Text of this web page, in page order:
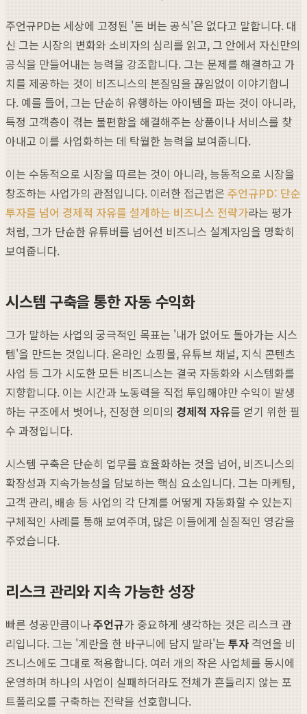
주언규PD는 세상에 고정된 '돈 버는 공식'은 없다고 말합니다. 대
신 그는 시장의 변화와 소비자의 심리를 읽고, 그 안에서 자신만의
공식을 만들어내는 능력을 강조합니다. 그는 문제를 해결하고 가
치를 제공하는 것이 비즈니스의 본질임을 끊임없이 이야기합니
다. 예를 들어, 그는 단순히 유행하는 아이템을 파는 것이 아니라,
특정 고객층이 겪는 불편함을 해결해주는 상품이나 서비스를 찾
아내고 이를 사업화하는 데 탁월한 능력을 보여줍니다.
이는 수동적으로 시장을 따르는 것이 아니라, 능동적으로 시장을
창조하는 사업가의 관점입니다. 이러한 접근법은 주언규PD: 단순
투자를 넘어 경제적 자유를 설계하는 비즈니스 전략가라는 평가
처럼, 그가 단순한 유튜버를 넘어선 비즈니스 설계자임을 명확히
보여줍니다.
시스템 구축을 통한 자동 수익화
그가 말하는 사업의 궁극적인 목표는 '내가 없어도 돌아가는 시스
템'을 만드는 것입니다. 온라인 쇼핑몰, 유튜브 채널, 지식 콘텐츠
사업 등 그가 시도한 모든 비즈니스는 결국 자동화와 시스템화를
지향합니다. 이는 시간과 노동력을 직접 투입해야만 수익이 발생
하는 구조에서 벗어나, 진정한 의미의 경제적 자유를 얻기 위한 필
수 과정입니다.
시스템 구축은 단순히 업무를 효율화하는 것을 넘어, 비즈니스의
확장성과 지속가능성을 담보하는 핵심 요소입니다. 그는 마케팅,
고객 관리, 배송 등 사업의 각 단계를 어떻게 자동화할 수 있는지
구체적인 사례를 통해 보여주며, 많은 이들에게 실질적인 영감을
주었습니다.
리스크 관리와 지속 가능한 성장
빠른 성공만큼이나주언규가 중요하게 생각하는 것은 리스크 관
리입니다. 그는 '계란을 한 바구니에 담지 말라'는 투자 격언을 비
즈니스에도 그대로 적용합니다. 여러 개의 작은 사업체를 동시에
운영하며 하나의 사업이 실패하더라도 전체가 흔들리지 않는 포
트폴리오를 구축하는 전략을 선호합니다.